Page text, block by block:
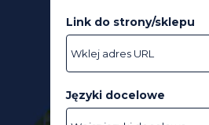
Link do strony/sklepu
Języki docelowe